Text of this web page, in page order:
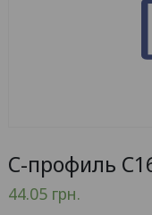
С-профиль
44.05 грн.